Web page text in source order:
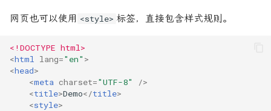
网页也可以使用 <style> 标签，直接包含样式规则。
<!DOCTYPE html>
<html lang="en" >
<head>
<meta charset="UTF-8"
/>
<title>Demo</title>
<style>